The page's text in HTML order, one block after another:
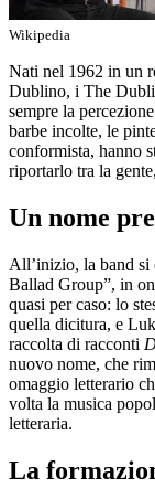
Wikipedia
Nati nel 1962 in un
Dublino, i The
sempre la
barbe incolte, le
conformista, hanno
riportarlo tra la
Un nome
All’inizio, la band si
Ballad Group”, in
quasi per caso: lo
quella dicitura, e
raccolta di racconti
nuovo nome, che
omaggio letterario
volta la musica
letteraria.
La